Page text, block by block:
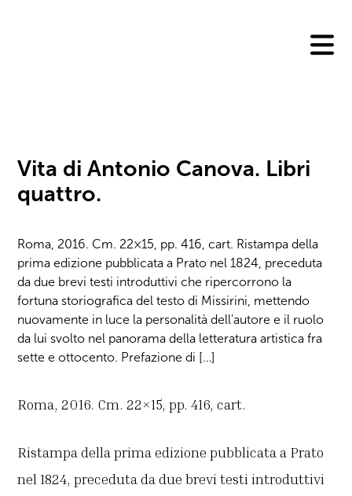
Vita di Antonio Canova. Libri
quattro.
Roma, 2016. Cm. 22×15, pp. 416, cart. Ristampa della
prima edizione pubblicata a Prato nel 1824, preceduta
da due brevi testi introduttivi che ripercorrono la
fortuna storiografica del testo di Missirini, mettendo
nuovamente in luce la personalità dell'autore e il ruolo
da lui svolto nel panorama della letteratura artistica fra
sette e ottocento. Prefazione di […]
Roma, 2016. Cm. 22×15, pp. 416, cart.
Ristampa della prima edizione pubblicata a Prato
nel 1824, preceduta da due brevi testi introduttivi